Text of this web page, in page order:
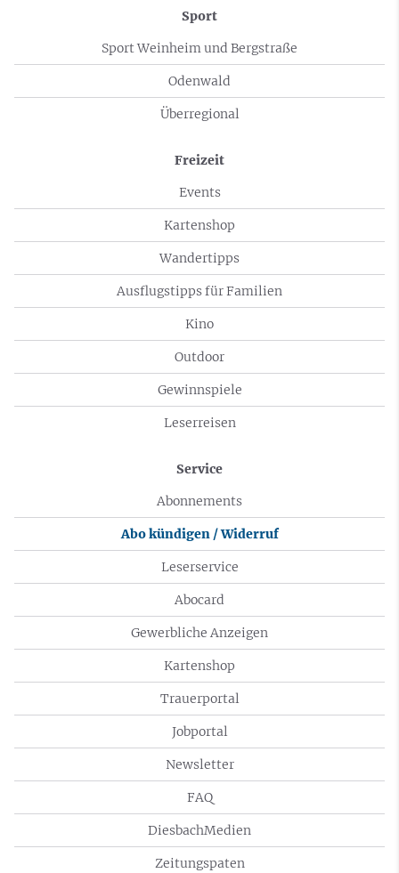
Sport
Sport Weinheim und Bergstraße
Odenwald
Überregional
Freizeit
Events
Kartenshop
Wandertipps
Ausflugstipps für Familien
Kino
Outdoor
Gewinnspiele
Leserreisen
Service
Abonnements
Abo kündigen / Widerruf
Leserservice
Abocard
Gewerbliche Anzeigen
Kartenshop
Trauerportal
Jobportal
Newsletter
FAQ
DiesbachMedien
Zeitungspaten